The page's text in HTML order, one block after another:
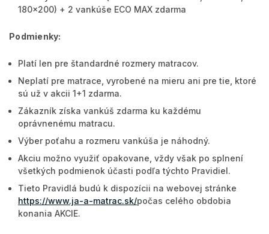
180x200) + 2 vankúše ECO MAX zdarma
Podmienky:
Platí len pre štandardné rozmery matracov.
Neplatí pre matrace, vyrobené na mieru ani pre tie, ktoré
sú už v akcii 1+1 zdarma.
Zákazník získa vankúš zdarma ku každému
oprávnenému matracu.
Výber poťahu a rozmeru vankúša je náhodný.
Akciu možno využiť opakovane, vždy však po splnení
všetkých podmienok účasti podľa týchto Pravidiel.
Tieto Pravidlá budú k dispozícii na webovej stránke
https://www.ja-a-matrac.sk/počas celého obdobia
konania AKCIE.